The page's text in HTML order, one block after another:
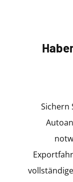
Sichern